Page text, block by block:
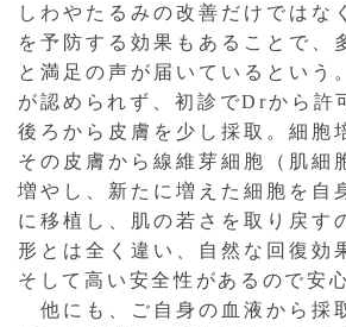
しわやたるみの改善だけではな
を予防する効果もあることで、
と満足の声が届いているという
が認められず、初診でDrから許
後ろから皮膚を少し採取。細胞
その皮膚から線維芽細胞（肌細
増やし、新たに増えた細胞を自
に移植し、肌の若さを取り戻す
形とは全く違い、自然な回復効
そして高い安全性があるので安
他にも、ご自身の血液から採